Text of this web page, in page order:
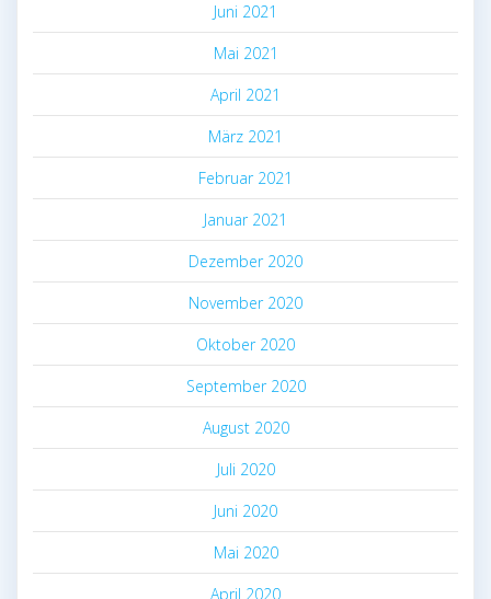
Juni 2021
Mai 2021
April 2021
März 2021
Februar 2021
Januar 2021
Dezember 2020
November 2020
Oktober 2020
September 2020
August 2020
Juli 2020
Juni 2020
Mai 2020
April 2020